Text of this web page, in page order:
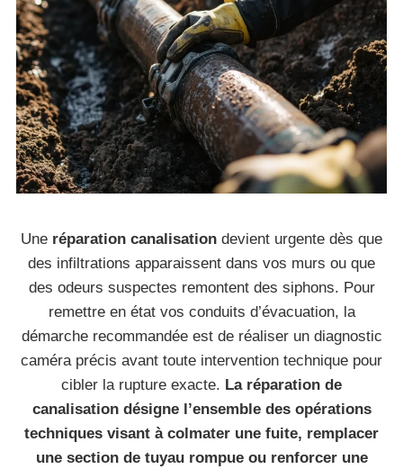
Une réparation canalisation devient urgente dès que
des infiltrations apparaissent dans vos murs ou que
des odeurs suspectes remontent des siphons. Pour
remettre en état vos conduits d’évacuation, la
démarche recommandée est de réaliser un diagnostic
caméra précis avant toute intervention technique pour
cibler la rupture exacte. La réparation de
canalisation désigne l’ensemble des opérations
techniques visant à colmater une fuite, remplacer
une section de tuyau rompue ou renforcer une